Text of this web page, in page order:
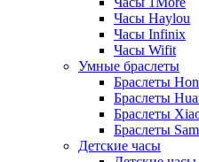
Часы Haylou
Часы Infinix
Часы Wifit
Умные браслеты
Браслеты
Браслеты
Браслеты
Браслеты
Детские часы